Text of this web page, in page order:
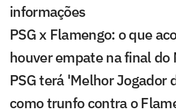
informações
PSG x Flamengo: o que
houver empate na final do
PSG terá 'Melhor Jogador
como trunfo contra o